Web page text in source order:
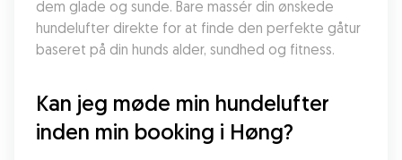
dem glade og sunde. Bare massér din ønskede
hundelufter direkte for at finde den perfekte gåtur
baseret på din hunds alder, sundhed og fitness.
Kan jeg møde min hundelufter
inden min booking i Høng?